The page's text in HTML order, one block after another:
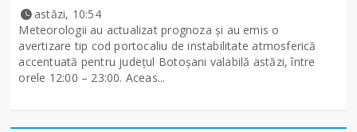
astăzi, 10:54
Meteorologii au actualizat prognoza și au emis o
avertizare tip cod portocaliu de instabilitate atmosferică
accentuată pentru județul Botoșani valabilă astăzi, între
orele 12:00 – 23:00. Aceas...